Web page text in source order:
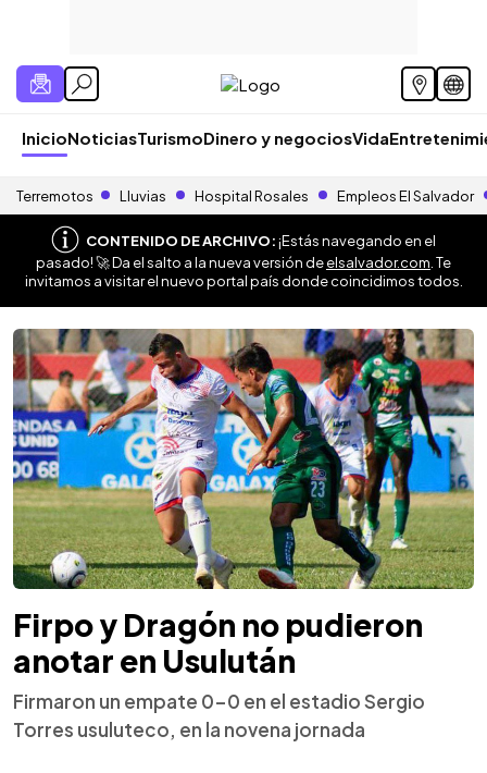
InicioNoticiasTurismoDinero y negociosVida
Terremotos Lluvias Hospital Rosales Empleos El Salvador
CONTENIDO DE ARCHIVO:¡Estás navegando en el
pasado! 🚀 Da el salto a la nueva versión deelsalvador.com . Te
invitamos a visitar el nuevo portal país donde coincidimos todos.
Firpo y Dragón no pudieron
anotar en Usulután
Firmaron un empate 0-0 en el estadio Sergio
Torres usuluteco, en la novena jornada